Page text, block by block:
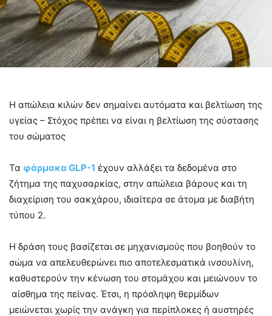
Η απώλεια κιλών δεν σημαίνει αυτόματα και βελτίωση της
υγείας – Στόχος πρέπει να είναι η βελτίωση της σύστασης
του σώματος
Τα φάρμακα GLP-1 έχουν αλλάξει τα δεδομένα στο
ζήτημα της παχυσαρκίας, στην απώλεια βάρους και τη
διαχείριση του σακχάρου, ιδιαίτερα σε άτομα με διαβήτη
τύπου 2.
Η δράση τους βασίζεται σε μηχανισμούς που βοηθούν το
σώμα να απελευθερώνει πιο αποτελεσματικά ινσουλίνη,
καθυστερούν την κένωση του στομάχου και μειώνουν το
αίσθημα της πείνας. Έτσι, η πρόσληψη θερμίδων
μειώνεται χωρίς την ανάγκη για περίπλοκες ή αυστηρές